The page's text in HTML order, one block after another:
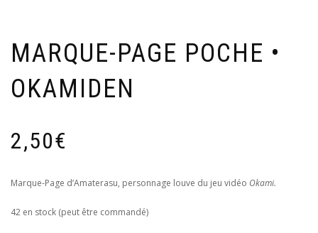
MARQUE-PAGE POCHE •
OKAMIDEN
2,50€
Marque-Page d’Amaterasu, personnage louve du jeu vidéo Okami.
42 en stock (peut être commandé)